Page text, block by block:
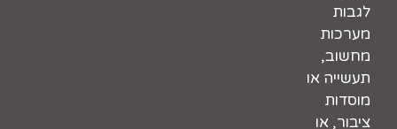
לגבות
מערכות
מחשוב,
תעשייה או
מוסדות
ציבור, או